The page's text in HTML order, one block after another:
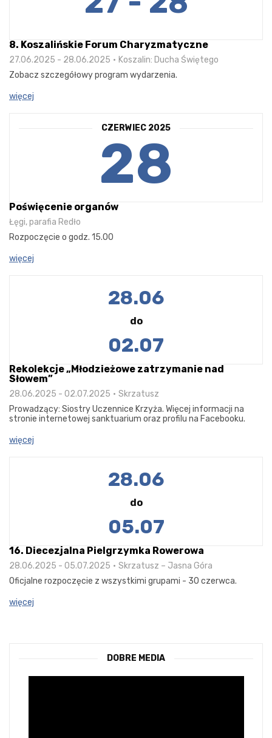
8. Koszalińskie Forum Charyzmatyczne
27.06.2025 - 28.06.2025
Koszalin: Ducha Świętego
Zobacz szczegółowy program wydarzenia.
więcej
CZERWIEC 2025
28
Poświęcenie organów
Łęgi, parafia Redło
Rozpoczęcie o godz. 15.00
więcej
28.06
do
02.07
Rekolekcje „Młodzieżowe zatrzymanie nad
Słowem”
28.06.2025 - 02.07.2025
Skrzatusz
Prowadzący: Siostry Uczennice Krzyża. Więcej informacji na
stronie internetowej sanktuarium oraz profilu na Facebooku.
więcej
28.06
do
05.07
16. Diecezjalna Pielgrzymka Rowerowa
28.06.2025 - 05.07.2025
Skrzatusz – Jasna Góra
Oficjalne rozpoczęcie z wszystkimi grupami - 30 czerwca.
więcej
DOBRE MEDIA